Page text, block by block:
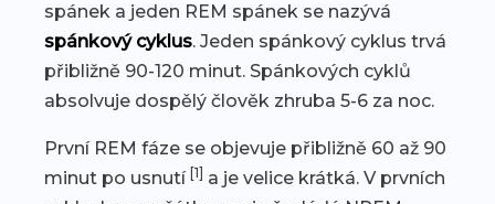
spánek a jeden REM spánek se nazývá
spánkový cyklus. Jeden spánkový cyklus trvá
přibližně 90-120 minut. Spánkových cyklů
absolvuje dospělý člověk zhruba 5-6 za noc.
První REM fáze se objevuje přibližně 60 až 90
minut po usnutí [1] a je velice krátká. V prvních